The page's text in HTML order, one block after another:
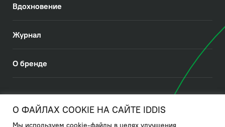
Вдохновение
Журнал
О бренде
О ФАЙЛАХ COOKIE НА САЙТЕ IDDIS
Мы используем cookie-файлы в целях улучшения